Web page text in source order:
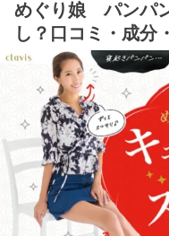
めぐり娘 パンパ
し？口コミ・成分